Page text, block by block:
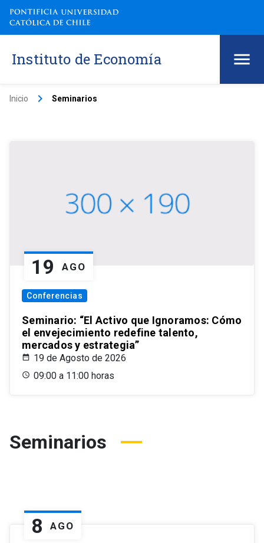
Instituto de Economía
Inicio keyboard_arrow_right Seminarios
19 AGO
Conferencias
Seminario: “El Activo que Ignoramos: Cómo
el envejecimiento redefine talento,
mercados y estrategia”
19 de Agosto de 2026
09:00 a 11:00 horas
Seminarios
8 AGO